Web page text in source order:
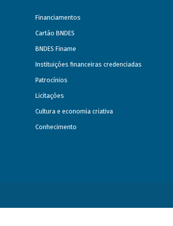
Financiamentos
Cartão BNDES
BNDES Finame
Instituições financeiras credenciadas
Patrocínios
Licitações
Cultura e economia criativa
Conhecimento